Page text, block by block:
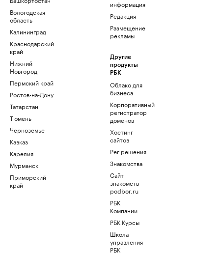
Вологодская
область
Калининград
Краснодарский
край
Нижний
Новгород
Пермский край
Ростов-на-Дону
Татарстан
Тюмень
Черноземье
Кавказ
Карелия
Мурманск
Приморский
край
информация
Редакция
Размещение
рекламы
Другие
продукты
РБК
Облако для
бизнеса
Корпоративный
регистратор
доменов
Хостинг
сайтов
Рег.решения
Знакомства
Сайт
знакомств
podbor.ru
РБК
Компании
РБК Курсы
Школа
управления
РБК